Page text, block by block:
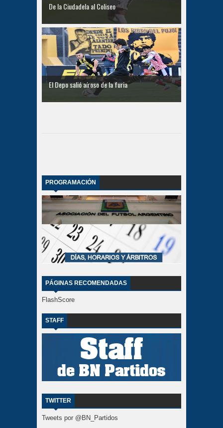
De la Ciudadela al Coliseo
El Depo salió aíroso de la furia
PROGRAMACIÓN
PÁGINAS RECOMENDADAS
FlashScore
STAFF
TWITTER
Tweets por @BN_Partidos